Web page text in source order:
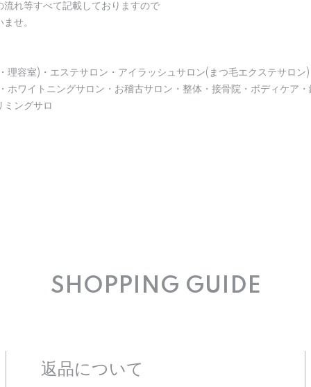
れ等すべて記載しておりますので
せ。
理容室)・エステサロン・アイラッシュサロン(まつ毛エクステサロン
ホワイトニングサロン・お稽古サロン・整体・接骨院・ボディケア
ミングサロ
SHOPPING GUIDE
返品について